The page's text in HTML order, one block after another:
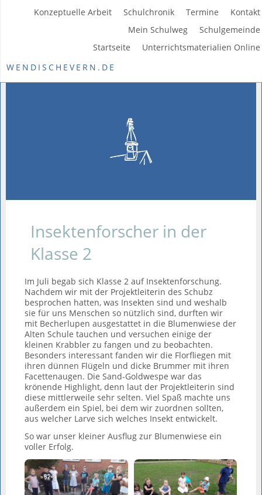
Kontakt
Termine
Schulchronik
Konzeptuelle Arbeit
Schulgemeinde
Mein Schulweg
Unterrichtsmaterialien Online
Startseite
WENDISCHEVERN.DE
Insektenforscher in der
Klasse 2
Im Juli begab sich Klasse 2 auf Insektenforschung.
Nachdem wir mit der Projektleiterin des Schubz
besprochen hatten, was Insekten sind und weshalb
sie für uns Menschen so nützlich sind, durften wir
mit Becherlupen ausgestattet in die Blumenwiese der
Alten Schule tauchen und versuchen einige der
kleinen Krabbler zu fangen und zu beobachten.
Besonders interessant fanden wir die Florfliegen mit
ihren dünnen Flügeln und dicke Brummer mit ihren
Facettenaugen. Die Sand-Goldwespe war das
krönende Highlight, denn laut der Projektleiterin sind
diese mittlerweile sehr selten. Viel Spaß machte uns
außerdem ein Spiel, bei dem wir zuordnen sollten,
aus welcher Larve sich welches Insekt entwickelt.
So war unser kleiner Ausflug zur Blumenwiese ein
voller Erfolg.